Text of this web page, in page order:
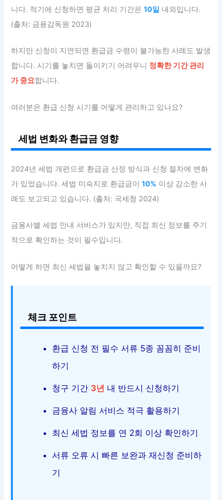
니다. 적기에 신청하면 평균 처리 기간은10일 내외입니다.
(출처: 금융감독원 2023)
하지만 신청이 지연되면 환급금 수령이 불가능한 사례도 발생
합니다. 시기를 놓치면 돌이키기 어려우니 정확한 기간 관리
가 중요합니다.
여러분은 환급 신청 시기를 어떻게 관리하고 있나요?
세법 변화와 환급금 영향
2024년 세법 개편으로 환급금 산정 방식과 신청 절차에 변화
가 있었습니다. 세법 미숙지로 환급금이10% 이상 감소한 사
례도 보고되고 있습니다. (출처: 국세청 2024)
금융사별 세법 안내 서비스가 있지만, 직접 최신 정보를 주기
적으로 확인하는 것이 필수입니다.
어떻게 하면 최신 세법을 놓치지 않고 확인할 수 있을까요?
체크 포인트
환급 신청 전 필수 서류 5종 꼼꼼히 준비
하기
청구 기간 3년 내 반드시 신청하기
금융사 알림 서비스 적극 활용하기
최신 세법 정보를 연 2회 이상 확인하기
서류 오류 시 빠른 보완과 재신청 준비하
기